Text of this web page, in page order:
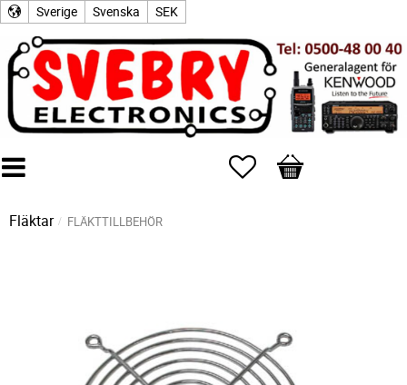
Sverige Svenska SEK
Favoriter
Kundvagn
Fläktar FLÄKTTILLBEHÖR